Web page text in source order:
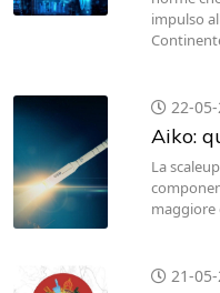
impulso
22-
Aiko:
La
maggiore
21-